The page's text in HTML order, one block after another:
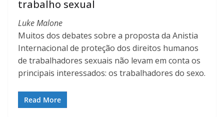
trabalho sexual
Luke Malone
Muitos dos debates sobre a proposta da Anistia
Internacional de proteção dos direitos humanos
de trabalhadores sexuais não levam em conta os
principais interessados: os trabalhadores do sexo.
Read More